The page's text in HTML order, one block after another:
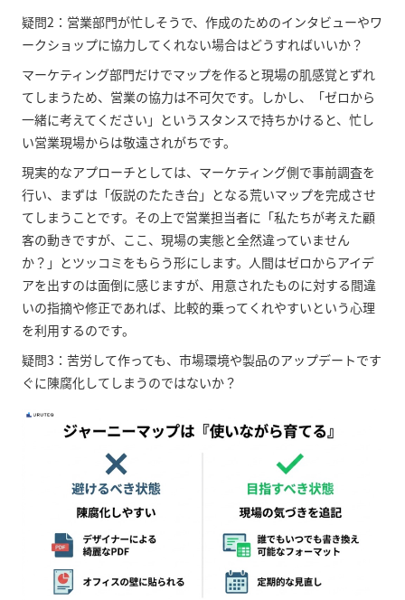
疑問2：営業部門が忙しそうで、作成のためのインタビューやワ
ークショップに協力してくれない場合はどうすればいいか？
マーケティング部門だけでマップを作ると現場の肌感覚とずれ
てしまうため、営業の協力は不可欠です。しかし、「ゼロから
一緒に考えてください」というスタンスで持ちかけると、忙し
い営業現場からは敬遠されがちです。
現実的なアプローチとしては、マーケティング側で事前調査を
行い、まずは「仮説のたたき台」となる荒いマップを完成させ
てしまうことです。その上で営業担当者に「私たちが考えた顧
客の動きですが、ここ、現場の実態と全然違っていません
か？」とツッコミをもらう形にします。人間はゼロからアイデ
アを出すのは面倒に感じますが、用意されたものに対する間違
いの指摘や修正であれば、比較的乗ってくれやすいという心理
を利用するのです。
疑問3：苦労して作っても、市場環境や製品のアップデートです
ぐに陳腐化してしまうのではないか？